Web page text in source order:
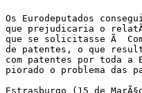
Os Eurodeputados
que prejudicaria o
que se solicitasse Ã
de patentes, o que
com patentes por toda a
piorado o problema das
Estrasburgo (15 de